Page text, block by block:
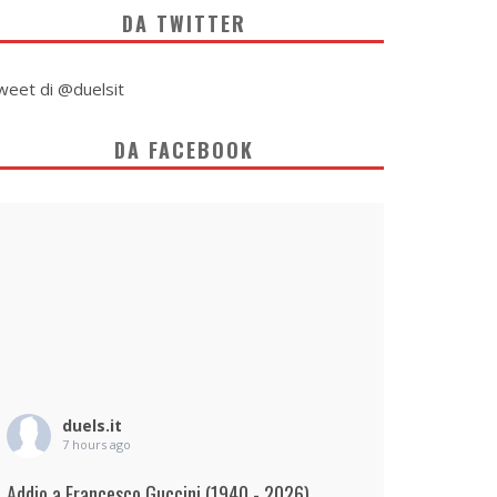
DA TWITTER
di @duelsit
DA FACEBOOK
duels.it
7 hours ago